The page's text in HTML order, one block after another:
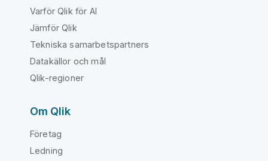
Varför Qlik för AI
Jämför Qlik
Tekniska samarbetspartners
Datakällor och mål
Qlik-regioner
Om Qlik
Företag
Ledning